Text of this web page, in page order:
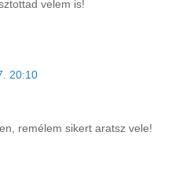
velem is!
20:10
remélem sikert aratsz vele!